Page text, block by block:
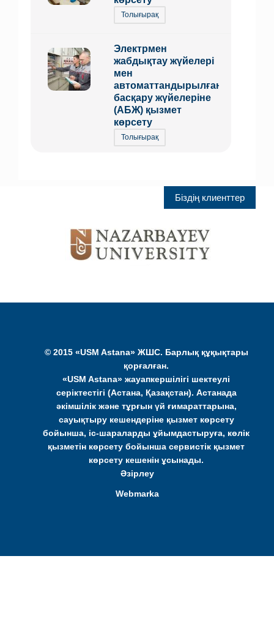
Толығырақ
Электрмен
жабдықтау жүйелері
мен
автоматтандырылған
басқару жүйелеріне
(АБЖ) қызмет
көрсету
Толығырақ
Біздің клиенттер
© 2015 «USM Astana» ЖШС. Барлық құқықтары
қорғалған.
«USM Astana» жауапкершілігі шектеулі
серіктестігі (Астана, Қазақстан). Астанада
әкімшілік және тұрғын үй ғимараттарына,
сауықтыру кешендеріне қызмет көрсету
бойынша, іс-шараларды ұйымдастыруға, көлік
қызметін көрсету бойынша сервистік қызмет
көрсету кешенін ұсынады.
Әзірлеу
Webmarka